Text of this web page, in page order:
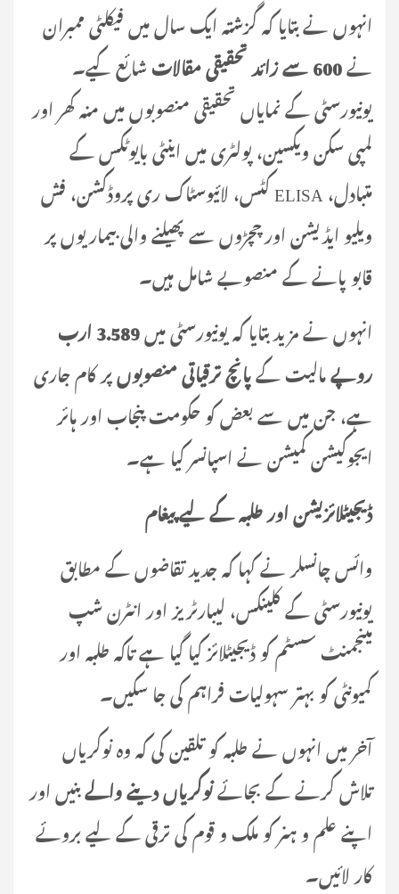
انہوں نے بتایا کہ گزشتہ ایک سال میں فیکلٹی ممبران
نے600 سے زائد تحقیقی مقالات
شائع کیے۔
یونیورسٹی کے نمایاں تحقیقی منصوبوں میں منہ کھر اور
لمپی سکن ویکسین، پولٹری میں اینٹی بایوٹکس کے
متبادل، ELISA کٹس، لائیوسٹاک ری پروڈکشن، فش
ویلیو ایڈیشن اور چچڑوں سے پھیلنے والی بیماریوں پر
قابو پانے کے منصوبے شامل ہیں۔
انہوں نے مزید بتایا کہ یونیورسٹی میں
3.589 ارب
روپےمالیت کےپانچ ترقیاتی منصوبوںپر کام جاری
ہے، جن میں سے بعض کو حکومت پنجاب اور ہائر
ایجوکیشن کمیشن نے اسپانسر کیا ہے۔
ڈیجیٹلائزیشن اور طلبہ کے لیے پیغام
وائس چانسلر نے کہا کہ جدید تقاضوں کے مطابق
یونیورسٹی کے کلینکس، لیبارٹریز اور انٹرن شپ
مینجمنٹ سسٹم کو ڈیجیٹلائز کیا گیا ہے تاکہ طلبہ اور
کمیونٹی کو بہتر سہولیات فراہم کی جا سکیں۔
آخر میں انہوں نے طلبہ کو تلقین کی کہ وہ نوکریاں
تلاش کرنے کے بجائےنوکریاں دینے والےبنیں اور
اپنے علم و ہنر کو ملک و قوم کی ترقی کے لیے بروئے
کار لائیں۔